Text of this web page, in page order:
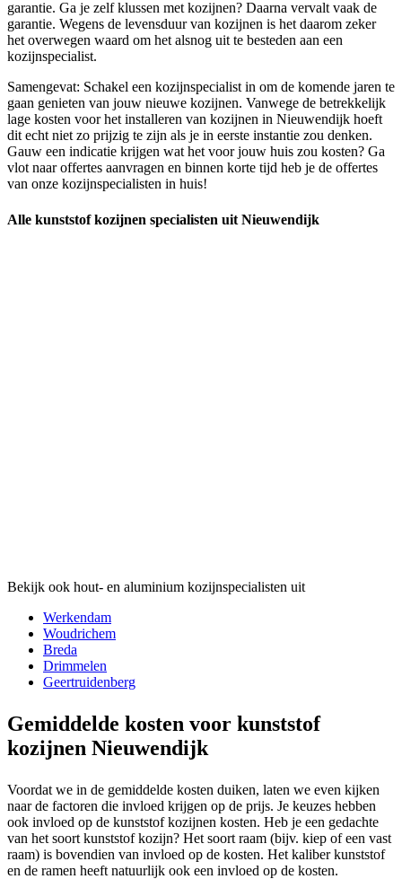
garantie. Ga je zelf klussen met kozijnen? Daarna vervalt vaak de
garantie. Wegens de levensduur van kozijnen is het daarom zeker
het overwegen waard om het alsnog uit te besteden aan een
kozijnspecialist.
Samengevat: Schakel een kozijnspecialist in om de komende jaren te
gaan genieten van jouw nieuwe kozijnen. Vanwege de betrekkelijk
lage kosten voor het installeren van kozijnen in Nieuwendijk hoeft
dit echt niet zo prijzig te zijn als je in eerste instantie zou denken.
Gauw een indicatie krijgen wat het voor jouw huis zou kosten? Ga
vlot naar offertes aanvragen en binnen korte tijd heb je de offertes
van onze kozijnspecialisten in huis!
Alle kunststof kozijnen specialisten uit Nieuwendijk
Bekijk ook hout- en aluminium kozijnspecialisten uit
Werkendam
Woudrichem
Breda
Drimmelen
Geertruidenberg
Gemiddelde kosten voor kunststof
kozijnen Nieuwendijk
Voordat we in de gemiddelde kosten duiken, laten we even kijken
naar de factoren die invloed krijgen op de prijs. Je keuzes hebben
ook invloed op de kunststof kozijnen kosten. Heb je een gedachte
van het soort kunststof kozijn? Het soort raam (bijv. kiep of een vast
raam) is bovendien van invloed op de kosten. Het kaliber kunststof
en de ramen heeft natuurlijk ook een invloed op de kosten.